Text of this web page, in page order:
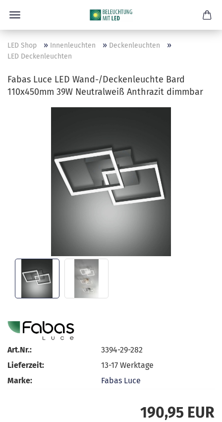
LED Shop » Innenleuchten » Deckenleuchten »
LED Deckenleuchten
Fabas Luce LED Wand-/Deckenleuchte Bard
110x450mm 39W Neutralweiß Anthrazit dimmbar
Art.Nr.:
3394-29-282
Lieferzeit:
13-17 Werktage
Marke:
Fabas Luce
190,95 EUR